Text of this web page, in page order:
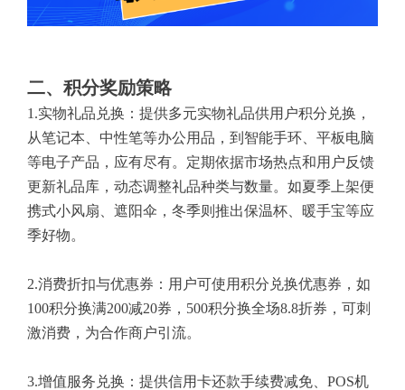
二、积分奖励策略
1.实物礼品兑换：提供多元实物礼品供用户积分兑换，
从笔记本、中性笔等办公用品，到智能手环、平板电脑
等电子产品，应有尽有。定期依据市场热点和用户反馈
更新礼品库，动态调整礼品种类与数量。如夏季上架便
携式小风扇、遮阳伞，冬季则推出保温杯、暖手宝等应
季好物。
2.消费折扣与优惠券：用户可使用积分兑换优惠券，如
100积分换满200减20券，500积分换全场8.8折券，可刺
激消费，为合作商户引流。
3.增值服务兑换：提供信用卡还款手续费减免、POS机